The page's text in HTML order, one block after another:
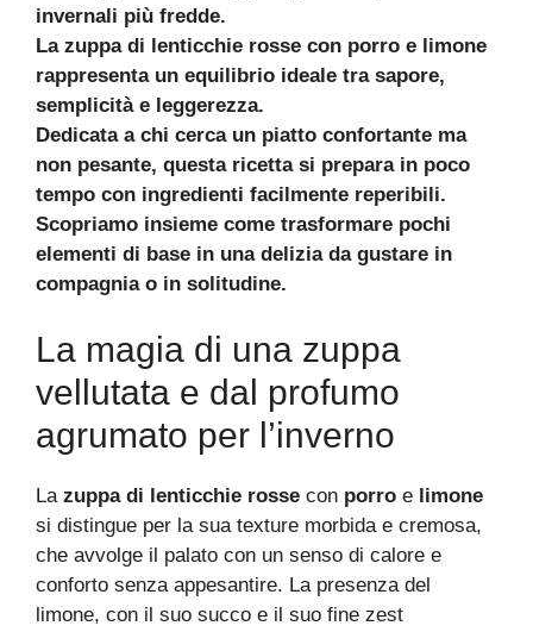
invernali più fredde.
La zuppa di lenticchie rosse con porro e limone
rappresenta un equilibrio ideale tra sapore,
semplicità e leggerezza.
Dedicata a chi cerca un piatto confortante ma
non pesante, questa ricetta si prepara in poco
tempo con ingredienti facilmente reperibili.
Scopriamo insieme come trasformare pochi
elementi di base in una delizia da gustare in
compagnia o in solitudine.
La magia di una zuppa
vellutata e dal profumo
agrumato per l’inverno
La zuppa di lenticchie rosse con porro e limone
si distingue per la sua texture morbida e cremosa,
che avvolge il palato con un senso di calore e
conforto senza appesantire. La presenza del
limone, con il suo succo e il suo fine zest